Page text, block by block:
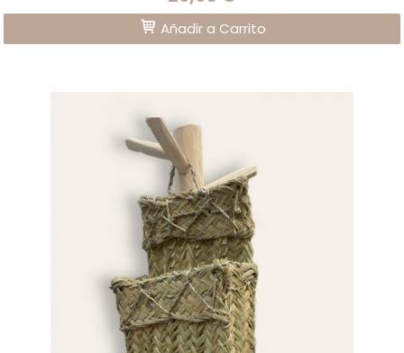
Añadir a Carrito